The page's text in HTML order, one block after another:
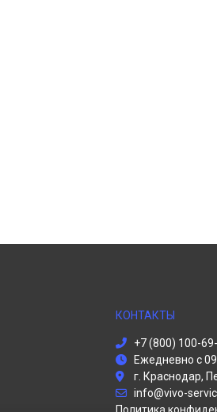
КОНТАКТЫ
+7 (800) 100-
Ежедневно с
г. Краснодар,
info@vivo-